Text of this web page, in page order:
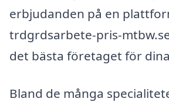
erbjudanden på en
trdgrdsarbete-pris-
det bästa företaget för
Bland de många